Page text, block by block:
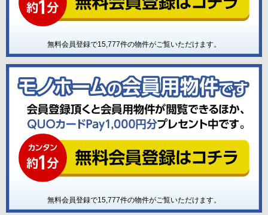
無料会員登録で15,777件の物件がご覧いただけます。
無料会員登録で15,777件の物件がご覧いただけます。